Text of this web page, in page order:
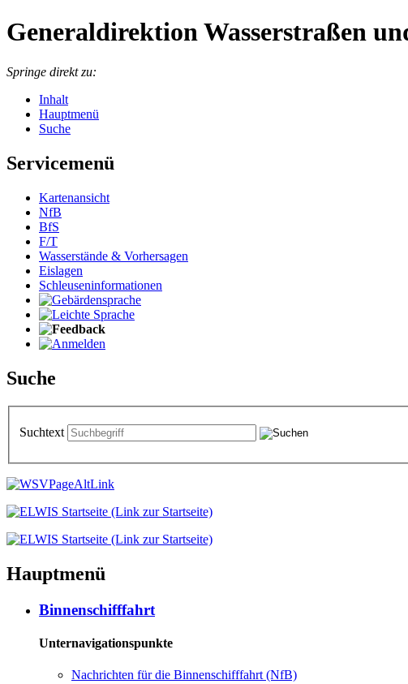
Generaldirektion Wasserstraßen
Springe direkt zu:
Inhalt
Hauptmenü
Suche
Servicemenü
Kartenansicht
NfB
BfS
F/T
Wasserstände & Vorhersagen
Eislagen
Schleuseninformationen
Suche
Suchtext
Hauptmenü
Binnenschifffahrt
Unternavigationspunkte
Nachrichten für die Binnenschifffahrt (NfB)